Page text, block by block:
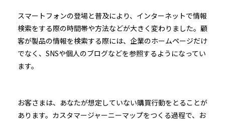
スマートフォンの登場と普及により、インターネットで情報
検索をする際の時間帯や方法などが大きく変わりました。顧
客が製品の情報を検索する際には、企業のホームページだけ
でなく、SNSや個人のブログなどを参照するようになってい
ます。
お客さまは、あなたが想定していない購買行動をとることが
あります。カスタマージャーニーマップをつくる過程で、お